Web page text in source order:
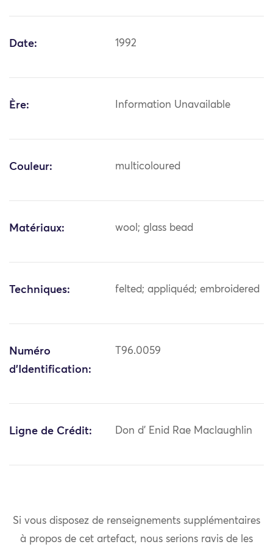
Date: 1992
Ère: Information Unavailable
Couleur: multicoloured
Matériaux: wool; glass bead
Techniques: felted; appliquéd; embroidered
Numéro
d'Identification:
T96.0059
Ligne de Crédit: Don d' Enid Rae Maclaughlin
Si vous disposez de renseignements supplémentaires
à propos de cet artefact, nous serions ravis de les